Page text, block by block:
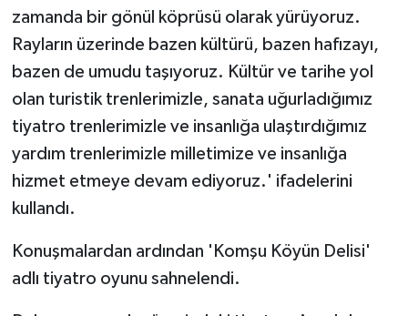
zamanda bir gönül köprüsü olarak yürüyoruz.
Rayların üzerinde bazen kültürü, bazen hafızayı,
bazen de umudu taşıyoruz. Kültür ve tarihe yol
olan turistik trenlerimizle, sanata uğurladığımız
tiyatro trenlerimizle ve insanlığa ulaştırdığımız
yardım trenlerimizle milletimize ve insanlığa
hizmet etmeye devam ediyoruz.' ifadelerini
kullandı.
Konuşmalardan ardından 'Komşu Köyün Delisi'
adlı tiyatro oyunu sahnelendi.